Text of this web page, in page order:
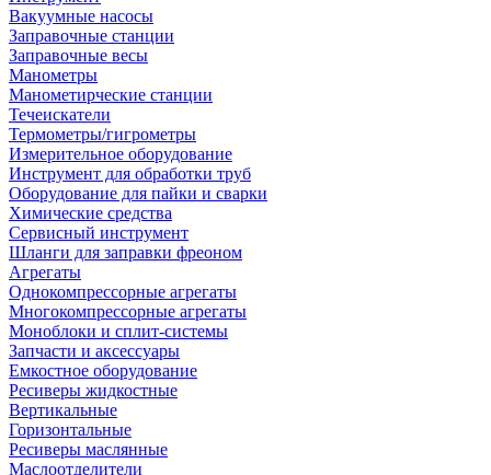
Вакуумные насосы
Заправочные станции
Заправочные весы
Манометры
Манометирческие станции
Течеискатели
Термометры/гигрометры
Измерительное оборудование
Инструмент для обработки труб
Оборудование для пайки и сварки
Химические средства
Сервисный инструмент
Шланги для заправки фреоном
Агрегаты
Однокомпрессорные агрегаты
Многокомпрессорные агрегаты
Моноблоки и сплит-системы
Запчасти и аксессуары
Емкостное оборудование
Ресиверы жидкостные
Вертикальные
Горизонтальные
Ресиверы маслянные
Маслоотделители